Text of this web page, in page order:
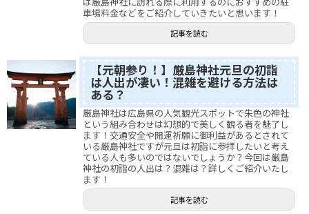
車場料金などをご紹介していきたいと思います！
記事を読む
【元朝参り！】厳島神社元旦の初詣
は人出が凄い！混雑を避ける方法は
ある？
厳島神社は広島県の人気観光スポットで朱色の神社
という組み合わせは幻想的で美しく観る者を魅了し
ます！交通安全や開運祈願に御利益があるとされて
いる厳島神社ですが元旦は初詣に参拝したいと考え
ている人も多いのではないでしょうか？今回は厳島
神社の初詣の人出は？混雑は？詳しくご紹介いたし
ます！
記事を読む